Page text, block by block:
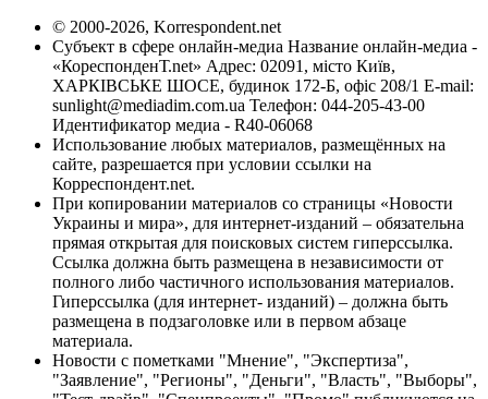
© 2000-2026, Korrespondent.net
Субъект в сфере онлайн-медиа Название онлайн-медиа -
«КореспонденТ.net» Адрес: 02091, місто Київ,
ХАРКІВСЬКЕ ШОСЕ, будинок 172-Б, офіс 208/1 E-mail:
sunlight@mediadim.com.ua Телефон: 044-205-43-00
Идентификатор медиа - R40-06068
Использование любых материалов, размещённых на
сайте, разрешается при условии ссылки на
Корреспондент.net.
При копировании материалов со страницы «Новости
Украины и мира», для интернет-изданий – обязательна
прямая открытая для поисковых систем гиперссылка.
Ссылка должна быть размещена в независимости от
полного либо частичного использования материалов.
Гиперссылка (для интернет- изданий) – должна быть
размещена в подзаголовке или в первом абзаце
материала.
Новости с пометками "Мнение", "Экспертиза",
"Заявление", "Регионы", "Деньги", "Власть", "Выборы",